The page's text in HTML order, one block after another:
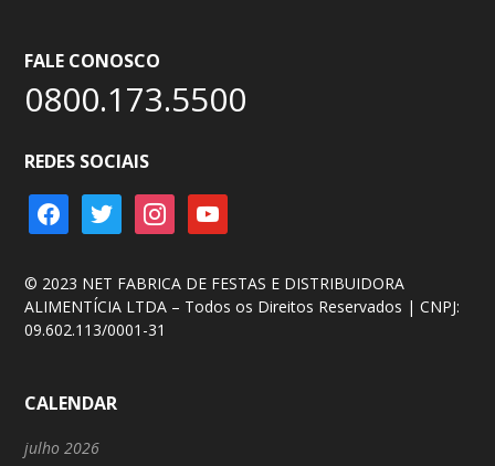
FALE CONOSCO
0800.173.5500
REDES SOCIAIS
facebooktwitter instagramyoutube
© 2023 NET FABRICA DE FESTAS E DISTRIBUIDORA
ALIMENTÍCIA LTDA – Todos os Direitos Reservados | CNPJ:
09.602.113/0001-31
CALENDAR
julho 2026